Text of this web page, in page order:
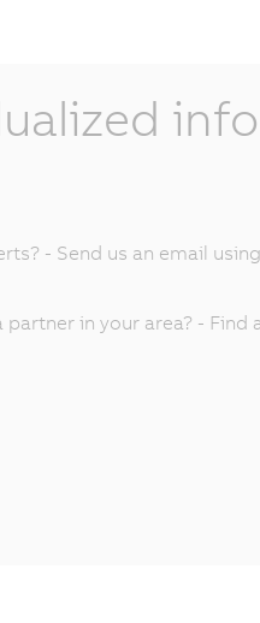
- Send us an email
in your area? -